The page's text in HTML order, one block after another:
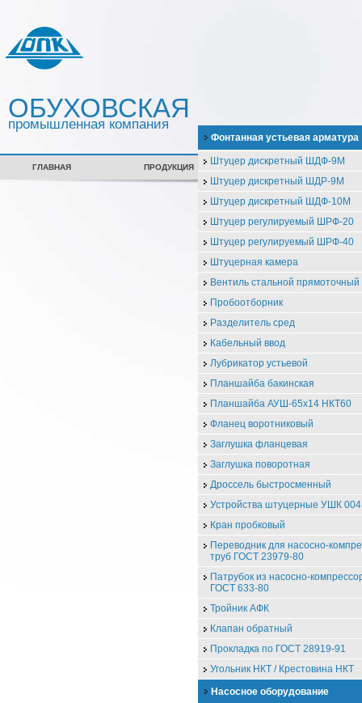
ОБУХОВСКАЯ
промышленная компания
ГЛАВНАЯ ПРОДУКЦИЯ СЕРТИФИКАТЫ
Фонтанная устьевая арматура
Штуцер дискретный ШДФ-9М
Штуцер дискретный ШДР-9М
Штуцер дискретный ШДФ-10М
Штуцер регулируемый ШРФ-20
Штуцер регулируемый ШРФ-40
Штуцерная камера
Вентиль стальной
Пробоотборник
Разделитель сред
Кабельный ввод
Лубрикатор устьевой
Планшайба бакинская
Планшайба АУШ-65х14 НКТ60
Фланец воротниковый
Заглушка фланцевая
Заглушка поворотная
Дроссель быстросменный
Устройства штуцерные УШК
Кран пробковый
Переводник для насосно-
труб ГОСТ 23979-80
Патрубок из насосно-
ГОСТ 633-80
Тройник АФК
Клапан обратный
Прокладка по ГОСТ 28919-91
Угольник НКТ / Крестовина НКТ
Насосное оборудование